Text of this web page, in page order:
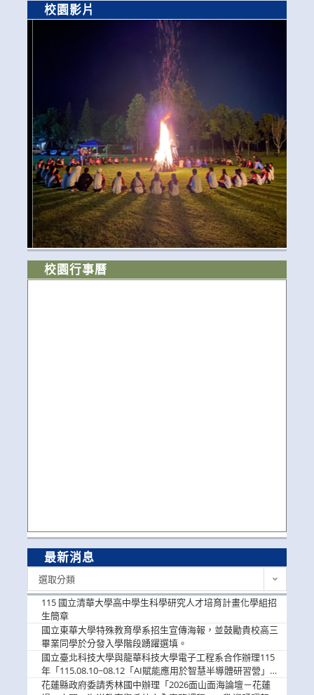
校園影片
校園行事曆
最新消息
選取分類
115 國立清華大學高中學生科學研究人才培育計畫化學組招
生簡章
國立東華大學特殊教育學系招生宣傳海報，並鼓勵貴校高三
畢業同學於分發入學階段踴躍選填。
國立臺北科技大學與龍華科技大學電子工程系合作辦理115
年「115.08.10~08.12「AI賦能應用於智慧半導體研習營」，
歡迎學生踴躍報名參加
花蓮縣政府委請秀林國中辦理「2026面山面海論壇－花蓮